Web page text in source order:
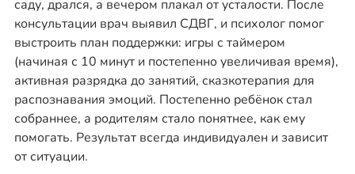
саду, дрался, а вечером плакал от усталости. После
консультации врач выявил СДВГ, и психолог помог
выстроить план поддержки: игры с таймером
(начиная с 10 минут и постепенно увеличивая время),
активная разрядка до занятий, сказкотерапия для
распознавания эмоций. Постепенно ребёнок стал
собраннее, а родителям стало понятнее, как ему
помогать. Результат всегда индивидуален и зависит
от ситуации.